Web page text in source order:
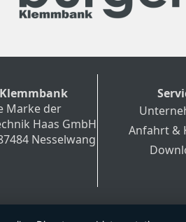
Marke der
Haas GmbH
Nesselwang
Anfahrt &